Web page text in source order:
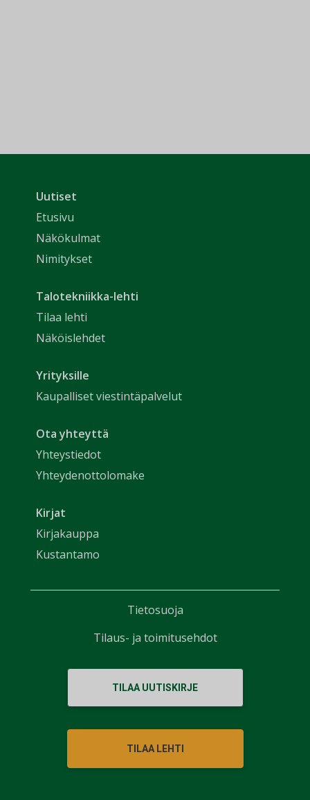
Uutiset
Etusivu
Näkökulmat
Nimitykset
Talotekniikka-lehti
Tilaa lehti
Näköislehdet
Yrityksille
Kaupalliset viestintäpalvelut
Ota yhteyttä
Yhteystiedot
Yhteydenottolomake
Kirjat
Kirjakauppa
Kustantamo
TILAA UUTISKIRJE
TILAA LEHTI
Tietosuoja
Tilaus- ja toimitusehdot